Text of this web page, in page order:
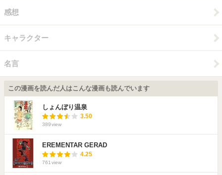
感想
キャラクター
名言
この漫画を読んだ人はこんな漫画も読んでいます
しょんぼり温泉
3.50
389view
EREMENTAR GERAD
4.25
761 view